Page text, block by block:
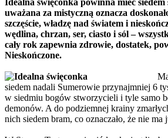
uważana za mistyczną oznacza
szczęście, władzę nad światem i
wędlina, chrzan, ser, ciasto i sól –
cały rok zapewnia zdrowie, dostatek,
Nieskończone.
siedem nadali Sumerowie przynajmniej 6
w siedmiu bogów stworzycieli i tyle samo
demonów. A do podziemnej krainy
nich siedem bram, co oznaczało, że nie ma